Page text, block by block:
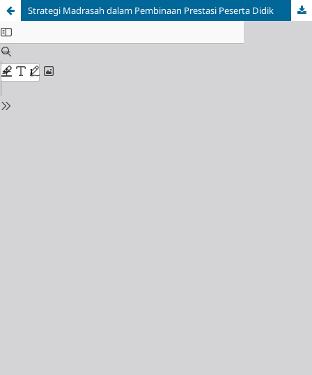
Strategi Madrasah dalam Pembinaan Prestasi Peserta Didik